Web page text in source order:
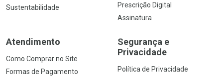
Sustentabilidade
Prescrição Digital
Assinatura
Atendimento
Como Comprar no Site
Formas de Pagamento
Segurança e
Privacidade
Política de Privacidade